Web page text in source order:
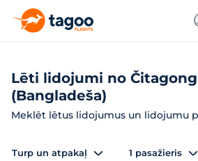
Lēti lidojumi no
(Bangladeša)
Meklēt lētus lidojumus un lidojumu
Turp un atpakaļ 1 pasažieris